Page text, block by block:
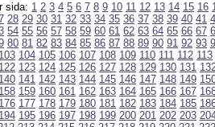
sida: 1 2 3 4 5 6 7 8 9 10 11 12 13 14 15 16
28 29 30 31 32 33 34 35 36 37 38 39 40 41
54 55 56 57 58 59 60 61 62 63 64 65 66 67
80 81 82 83 84 85 86 87 88 89 90 91 92 93
103 104 105 106 107 108 109 110 111 112 113
122 123 124 125 126 127 128 129 130 131
140 141 142 143 144 145 146 147 148 149
158 159 160 161 162 163 164 165 166 167
176 177 178 179 180 181 182 183 184 185
194 195 196 197 198 199 200 201 202 203